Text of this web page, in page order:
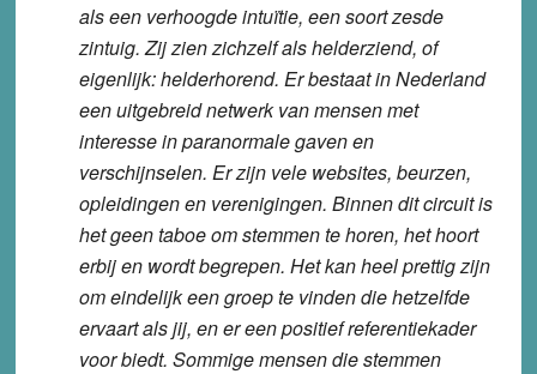
als een verhoogde intuïtie, een soort zesde
zintuig. Zij zien zichzelf als helderziend, of
eigenlijk: helderhorend. Er bestaat in Nederland
een uitgebreid netwerk van mensen met
interesse in paranormale gaven en
verschijnselen. Er zijn vele websites, beurzen,
opleidingen en verenigingen. Binnen dit circuit is
het geen taboe om stemmen te horen, het hoort
erbij en wordt begrepen. Het kan heel prettig zijn
om eindelijk een groep te vinden die hetzelfde
ervaart als jij, en er een positief referentiekader
voor biedt. Sommige mensen die stemmen